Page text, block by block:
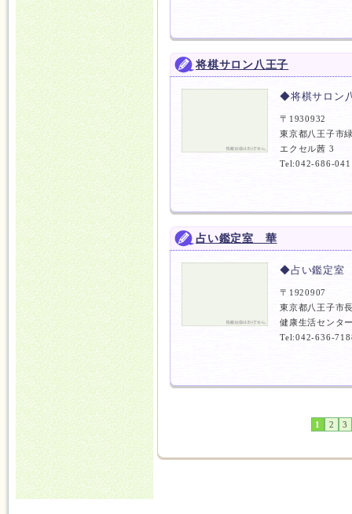
将棋サロン八王子
◆将棋サロン
〒1930932
東京都八王子市
エクセル茜 3
Tel:042-686-
占い鑑定室 華
◆占い鑑定
〒1920907
東京都八王子市
健康生活センタ
Tel:042-636-
1 2 3